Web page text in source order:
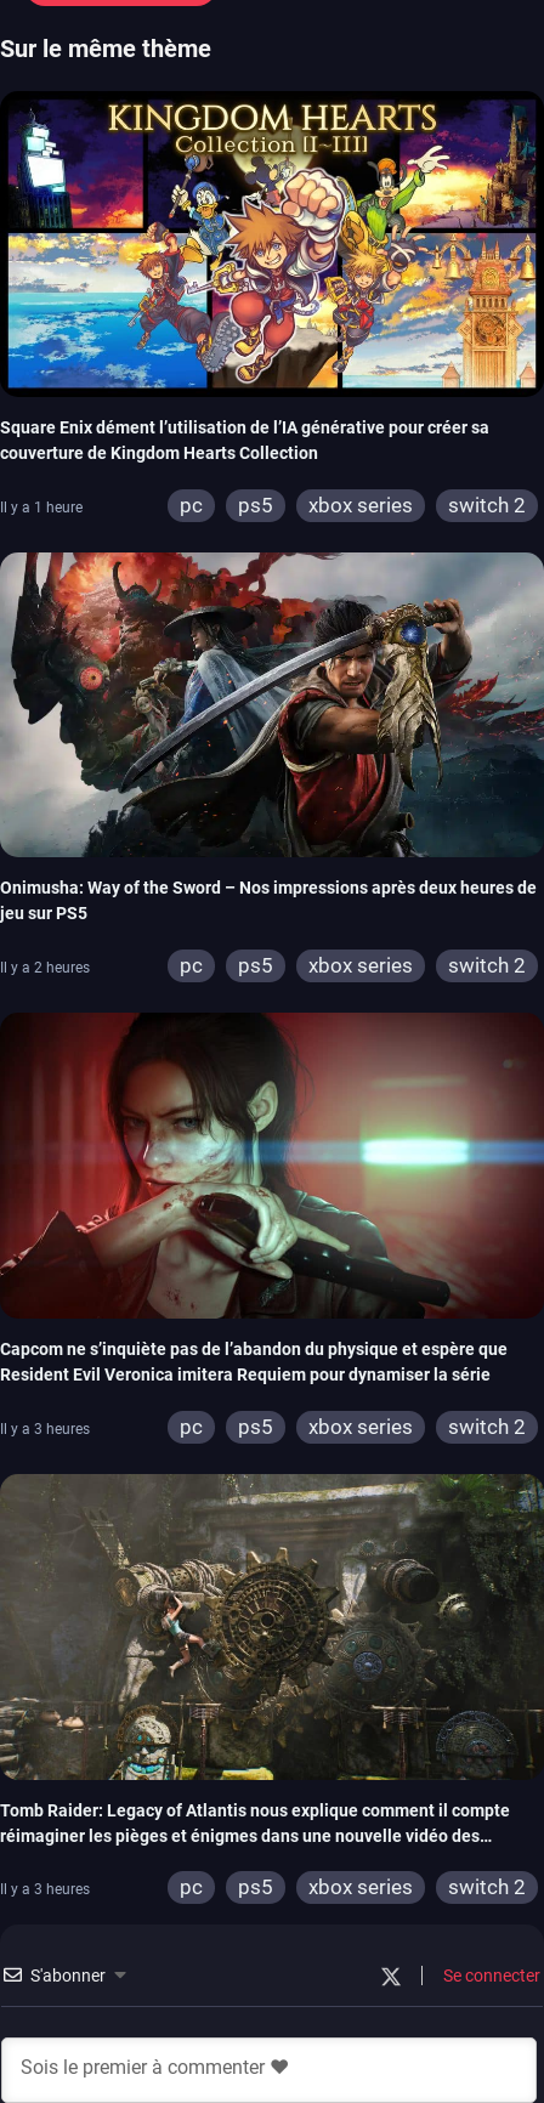
Sur le même thème
Square Enix dément l’utilisation de l’IA générative pour créer sa
couverture de Kingdom Hearts Collection
Il y a 1 heure pc ps5 xbox series switch 2
Onimusha: Way of the Sword – Nos impressions après deux heures de
jeu sur PS5
Il y a 2 heures pc ps5 xbox series switch 2
Capcom ne s’inquiète pas de l’abandon du physique et espère que
Resident Evil Veronica imitera Requiem pour dynamiser la série
Il y a 3 heures pc ps5 xbox series switch 2
Tomb Raider: Legacy of Atlantis nous explique comment il compte
réimaginer les pièges et énigmes dans une nouvelle vidéo des
Il y a 3 heures pc ps5 xbox series switch 2
S'abonner Se connecter